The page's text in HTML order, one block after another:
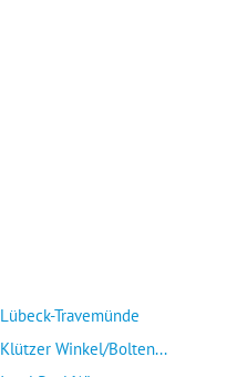
Lübeck-Travemünde
Klützer Winkel/Bolten...